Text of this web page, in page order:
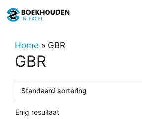
naar
inhoudHome » GBR
GBR
Enig resultaat